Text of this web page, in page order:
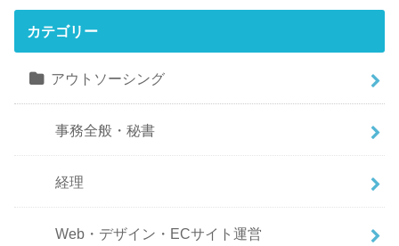
カテゴリー
アウトソーシング
事務全般・秘書
経理
Web・デザイン・ECサイト運営